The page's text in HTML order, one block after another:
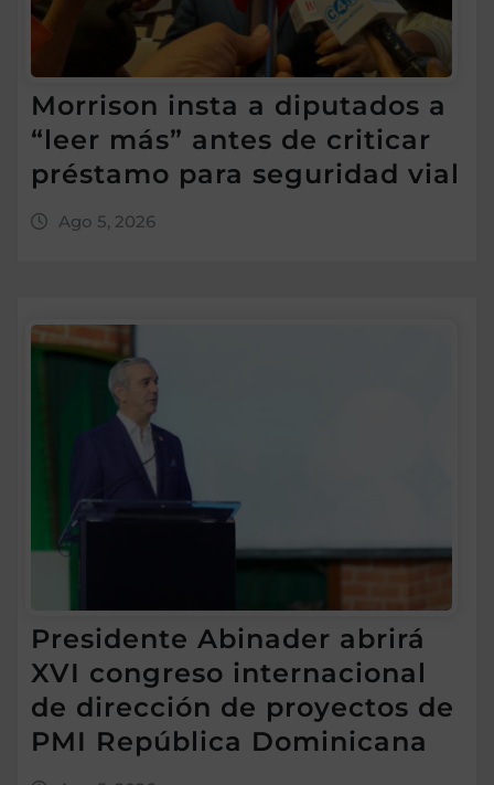
Morrison insta a diputados a
“leer más” antes de criticar
préstamo para seguridad vial
Ago 5, 2026
Presidente Abinader abrirá
XVI congreso internacional
de dirección de proyectos de
PMI República Dominicana